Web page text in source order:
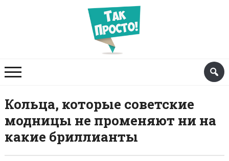
Кольца, которые советские
модницы не променяют ни на
какие бриллианты